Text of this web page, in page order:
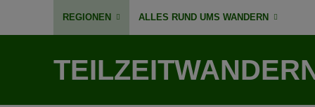
REGIONEN ALLES RUND UMS WANDERN